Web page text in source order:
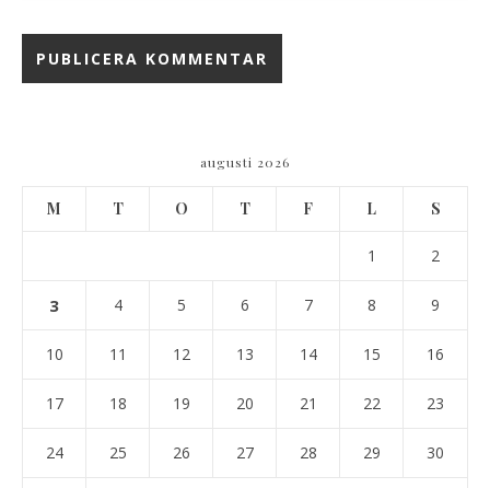
augusti 2026
M T O T F L S
1 2
3 4 5 6 7 8 9
10 11 12 13 14 15 16
17 18 19 20 21 22 23
24 25 26 27 28 29 30